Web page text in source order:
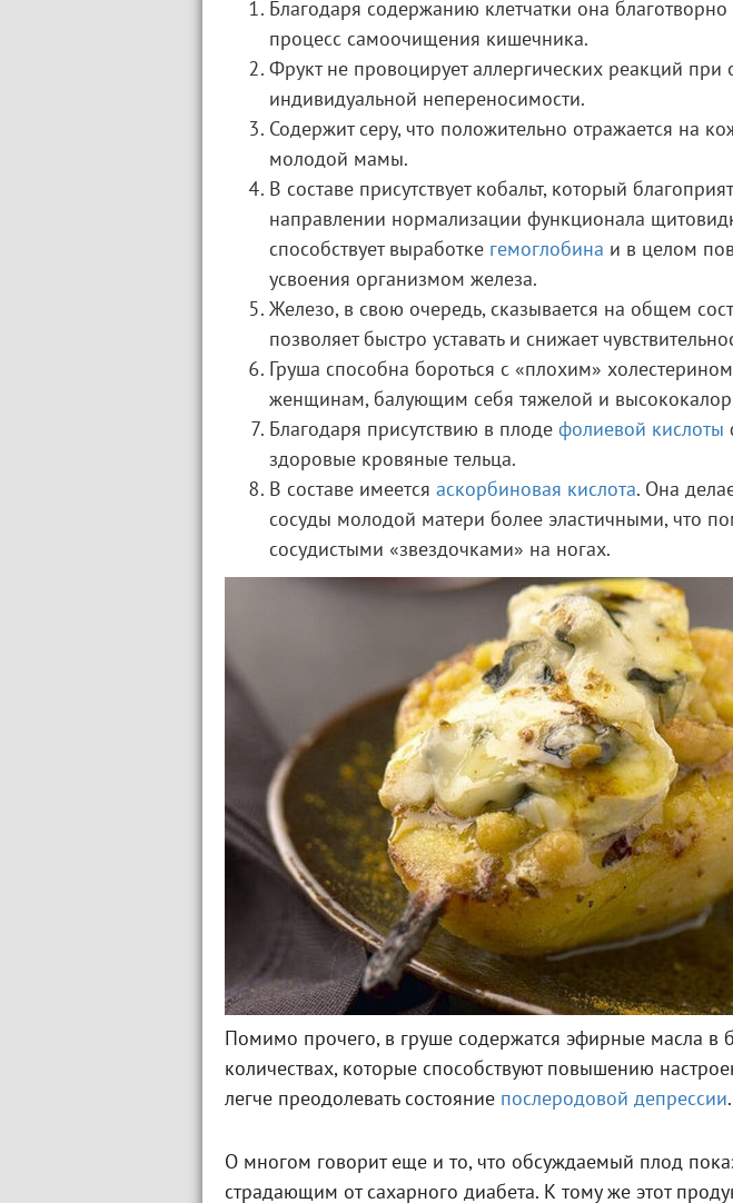
Благодаря содержанию клетчатки она благотворно
процесс самоочищения кишечника.
Фрукт не провоцирует аллергических реакций при
индивидуальной непереносимости.
Содержит серу, что положительно отражается на
молодой мамы.
В составе присутствует кобальт, который
направлении нормализации функционала
способствует выработке гемоглобина и в целом
усвоения организмом железа.
Железо, в свою очередь, сказывается на общем
позволяет быстро уставать и снижает
Груша способна бороться с «плохим»
женщинам, балующим себя тяжелой и
Благодаря присутствию в плоде фолиевой кислоты
здоровые кровяные тельца.
В составе имеется аскорбиновая кислота. Она
сосуды молодой матери более эластичными, что
сосудистыми «звездочками» на ногах.
Помимо прочего, в груше содержатся эфирные масла в
количествах, которые способствуют повышению
легче преодолевать состояние послеродовой депрессии.
О многом говорит еще и то, что обсуждаемый плод
страдающим от сахарного диабета. К тому же этот